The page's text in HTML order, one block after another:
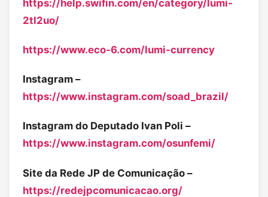
https://help.swifin.com/en/category/lumi-
2tl2uo/
https://www.eco-6.com/lumi-currency
Instagram –
https://www.instagram.com/soad_brazil/
Instagram do Deputado Ivan Poli –
https://www.instagram.com/osunfemi/
Site da Rede JP de Comunicação –
https://redejpcomunicacao.org/